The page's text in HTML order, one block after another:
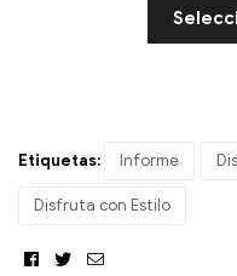
Etiquetas: Informe
Disfruta con Estilo
Facebook
TwitterCorreo